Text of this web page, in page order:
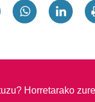
Horretarako